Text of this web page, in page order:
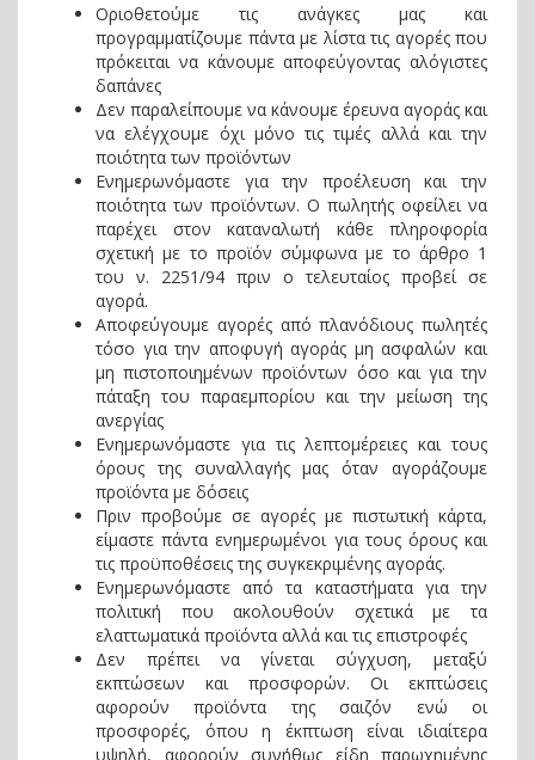
Οριοθετούμε τις ανάγκες μας και
προγραμματίζουμε πάντα με λίστα τις αγορές που
πρόκειται να κάνουμε αποφεύγοντας αλόγιστες
δαπάνες
Δεν παραλείπουμε να κάνουμε έρευνα αγοράς και
να ελέγχουμε όχι μόνο τις τιμές αλλά και την
ποιότητα των προϊόντων
Ενημερωνόμαστε για την προέλευση και την
ποιότητα των προϊόντων. Ο πωλητής οφείλει να
παρέχει στον καταναλωτή κάθε πληροφορία
σχετική με το προϊόν σύμφωνα με το άρθρο 1
του ν. 2251/94 πριν ο τελευταίος προβεί σε
αγορά.
Αποφεύγουμε αγορές από πλανόδιους πωλητές
τόσο για την αποφυγή αγοράς μη ασφαλών και
μη πιστοποιημένων προϊόντων όσο και για την
πάταξη του παραεμπορίου και την μείωση της
ανεργίας
Ενημερωνόμαστε για τις λεπτομέρειες και τους
όρους της συναλλαγής μας όταν αγοράζουμε
προϊόντα με δόσεις
Πριν προβούμε σε αγορές με πιστωτική κάρτα,
είμαστε πάντα ενημερωμένοι για τους όρους και
τις προϋποθέσεις της συγκεκριμένης αγοράς.
Ενημερωνόμαστε από τα καταστήματα για την
πολιτική που ακολουθούν σχετικά με τα
ελαττωματικά προϊόντα αλλά και τις επιστροφές
Δεν πρέπει να γίνεται σύγχυση, μεταξύ
εκπτώσεων και προσφορών. Οι εκπτώσεις
αφορούν προϊόντα της σαιζόν ενώ οι
προσφορές, όπου η έκπτωση είναι ιδιαίτερα
υψηλή, αφορούν συνήθως είδη παρωχημένης